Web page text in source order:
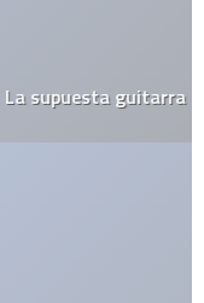
mundo